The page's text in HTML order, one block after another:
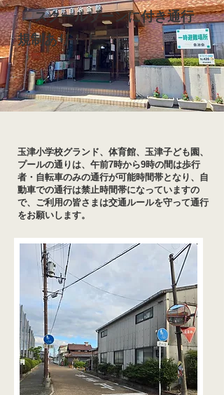
​スクールゾーンに付き通行
規制あり！！
玉津小学校グランド、体育館、玉津子ども園、
プールの通りは、 午前7時から9時の間は歩行
者・自転車のみの通行が可能時間帯となり、自
動車での通行は禁止時間帯になっていますの
で、ご利 用の皆さまは交通ルールを守って通行
をお願いします。